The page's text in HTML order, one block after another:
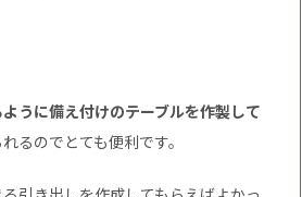
うに備え付けのテーブルを作製して
るのでとても便利です。